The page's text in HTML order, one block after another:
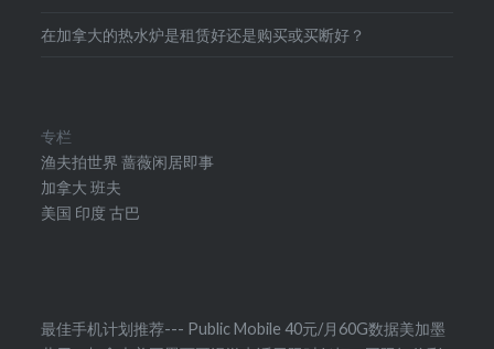
在加拿大的热水炉是租赁好还是购买或买断好？
专栏
渔夫拍世界蔷薇闲居即事
加拿大 班夫
美国 印度 古巴
最佳手机计划推荐--- Public Mobile 40元/月60G数据美加墨